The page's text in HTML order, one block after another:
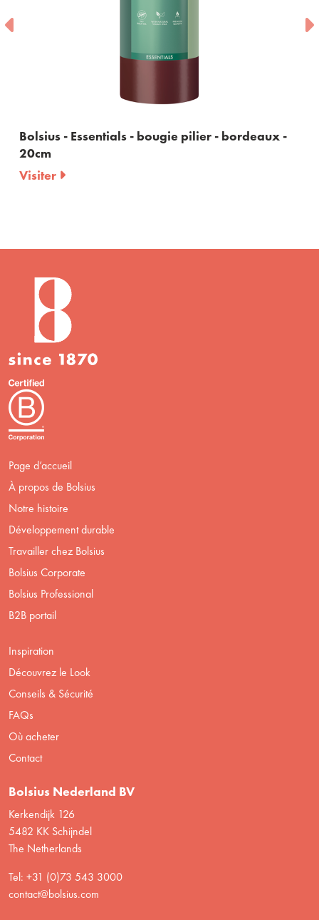
Bolsius - Essentials - bougie pilier - bordeaux -
20cm
Visiter
Page d’accueil
À propos de Bolsius
Notre histoire
Développement durable
Travailler chez Bolsius
Bolsius Corporate
Bolsius Professional
B2B portail
Inspiration
Découvrez le Look
Conseils & Sécurité
FAQs
Où acheter
Contact
Bolsius Nederland BV
Kerkendijk 126
5482 KK Schijndel
The Netherlands
Tel: +31 (0)73 543 3000
contact@bolsius.com